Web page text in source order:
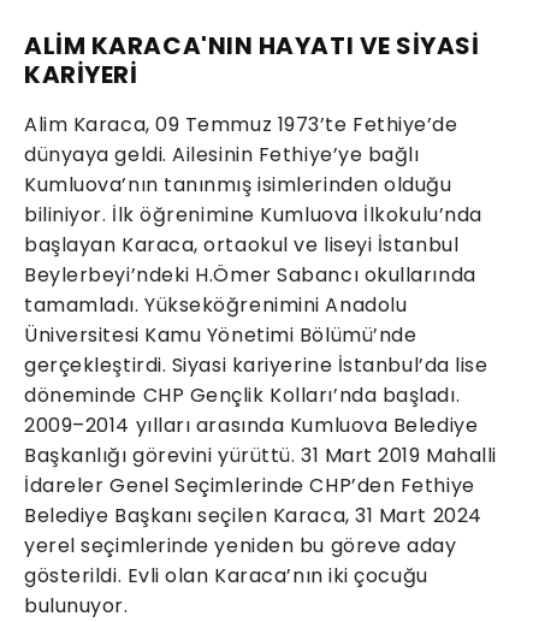
ALİM KARACA'NIN HAYATI VE SİYASİ
KARİYERİ
Alim Karaca, 09 Temmuz 1973’te Fethiye’de
dünyaya geldi. Ailesinin Fethiye’ye bağlı
Kumluova’nın tanınmış isimlerinden olduğu
biliniyor. İlk öğrenimine Kumluova İlkokulu’nda
başlayan Karaca, ortaokul ve liseyi İstanbul
Beylerbeyi’ndeki H.Ömer Sabancı okullarında
tamamladı. Yükseköğrenimini Anadolu
Üniversitesi Kamu Yönetimi Bölümü’nde
gerçekleştirdi. Siyasi kariyerine İstanbul’da lise
döneminde CHP Gençlik Kolları’nda başladı.
2009–2014 yılları arasında Kumluova Belediye
Başkanlığı görevini yürüttü. 31 Mart 2019 Mahalli
İdareler Genel Seçimlerinde CHP’den Fethiye
Belediye Başkanı seçilen Karaca, 31 Mart 2024
yerel seçimlerinde yeniden bu göreve aday
gösterildi. Evli olan Karaca’nın iki çocuğu
bulunuyor.